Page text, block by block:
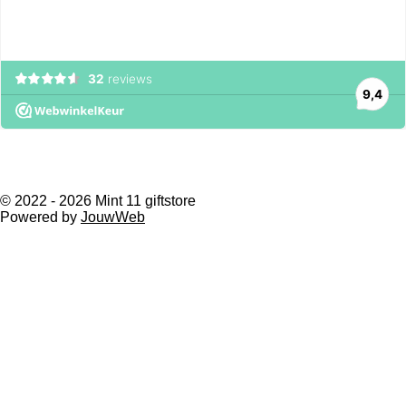
© 2022 - 2026 Mint 11 giftstore
Powered by JouwWeb